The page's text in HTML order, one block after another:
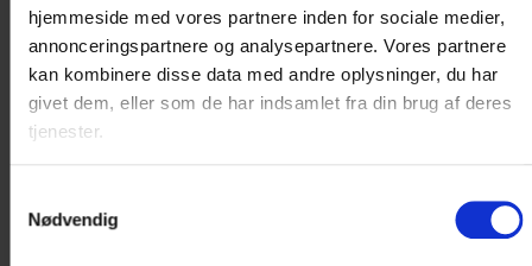
hjemmeside med vores partnere inden for sociale medier,
annonceringspartnere og analysepartnere. Vores partnere
kan kombinere disse data med andre oplysninger, du har
givet dem, eller som de har indsamlet fra din brug af deres
tjenester.
Nødvendig